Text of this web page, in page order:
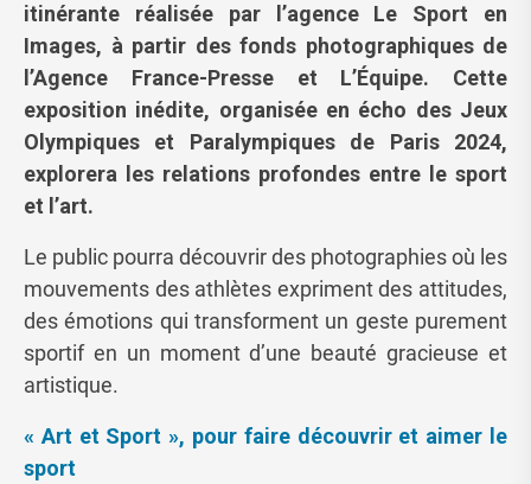
itinérante réalisée par l’agence Le Sport en
Images, à partir des fonds photographiques de
l’Agence France-Presse et L’Équipe. Cette
exposition inédite, organisée en écho des Jeux
Olympiques et Paralympiques de Paris 2024,
explorera les relations profondes entre le sport
et l’art.
Le public pourra découvrir des photographies où les
mouvements des athlètes expriment des attitudes,
des émotions qui transforment un geste purement
sportif en un moment d’une beauté gracieuse et
artistique.
« Art et Sport », pour faire découvrir et aimer le
sport